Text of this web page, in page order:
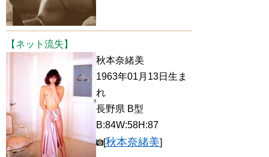
【ネット流失】
秋本奈緒美
1963年01月13日生ま
れ
長野県 B型
B:84W:58H:87
[秋本奈緒美]